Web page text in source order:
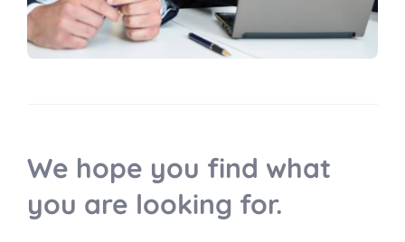
We hope you find what
you are looking for.